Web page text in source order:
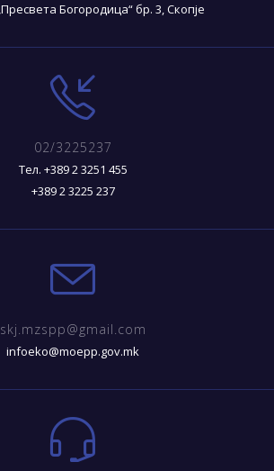
Богородица“ бр. 3, Скопје
02/3225237
Тел. +389 2 3251 455
+389 2 3225 237
skj.mzspp@gmail.com
infoeko@moepp.gov.mk